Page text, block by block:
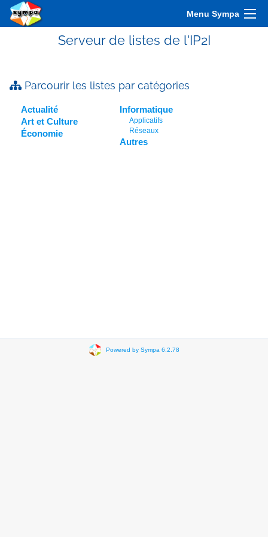
Menu Sympa
Serveur de listes de l'IP2I
Parcourir les listes par catégories
Actualité
Art et Culture
Économie
Informatique
Applicatifs
Réseaux
Autres
Powered by Sympa 6.2.78